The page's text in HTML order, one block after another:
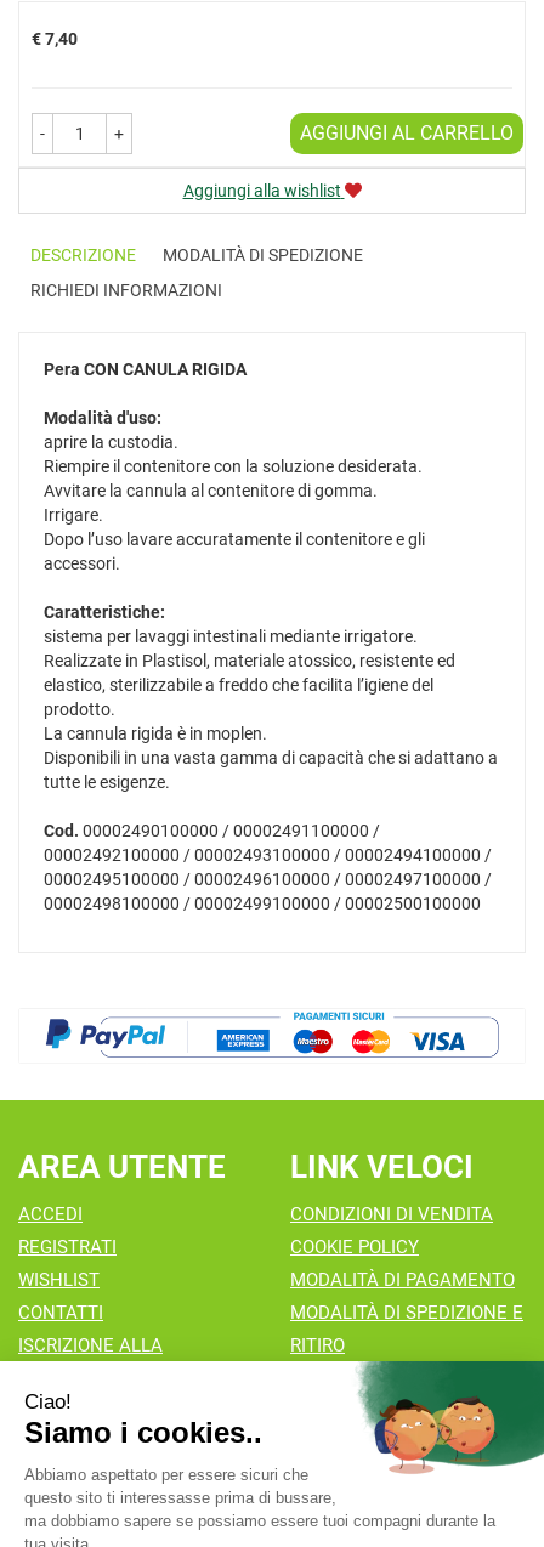
€ 7,40
- + AGGIUNGI AL CARRELLO
Aggiungi alla wishlist
DESCRIZIONE
MODALITÀ DI SPEDIZIONE
RICHIEDI INFORMAZIONI
Pera CON CANULA RIGIDA
Modalità d'uso:
aprire la custodia.
Riempire il contenitore con la soluzione desiderata.
Avvitare la cannula al contenitore di gomma.
Irrigare.
Dopo l’uso lavare accuratamente il contenitore e gli
accessori.
Caratteristiche:
sistema per lavaggi intestinali mediante irrigatore.
Realizzate in Plastisol, materiale atossico, resistente ed
elastico, sterilizzabile a freddo che facilita l’igiene del
prodotto.
La cannula rigida è in moplen.
Disponibili in una vasta gamma di capacità che si adattano a
tutte le esigenze.
Cod. 00002490100000 / 00002491100000 /
00002492100000 / 00002493100000 / 00002494100000 /
00002495100000 / 00002496100000 / 00002497100000 /
00002498100000 / 00002499100000 / 00002500100000
AREA UTENTE
ACCEDI
REGISTRATI
WISHLIST
CONTATTI
ISCRIZIONE ALLA
LINK VELOCI
CONDIZIONI DI VENDITA
COOKIE POLICY
MODALITÀ DI PAGAMENTO
MODALITÀ DI SPEDIZIONE E
RITIRO
Farmacia Valaperta Dr. Antonio Pipia
- Via Natale Perego 7
20069 Vaprio d'Adda (MI)
info@farmaciavalaperta.it|Tel.: 02 90 94 880| P.Iva: